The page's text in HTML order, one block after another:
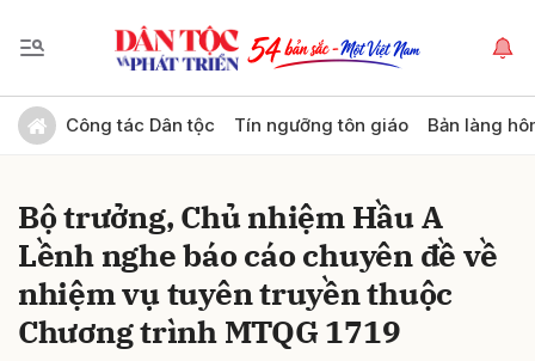
Công tác Dân tộc Tín ngưỡng tôn giáo Bản làng
Bộ trưởng, Chủ nhiệm Hầu A
Lềnh nghe báo cáo chuyên đề về
nhiệm vụ tuyên truyền thuộc
Chương trình MTQG 1719
Gửi bình luận